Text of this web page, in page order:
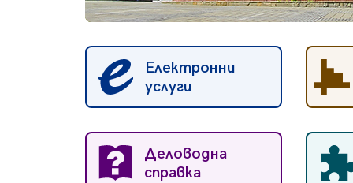
Електронни
услуги
Деловодна
справка